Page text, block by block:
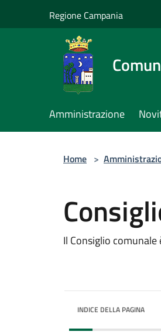
Regione Campania
Amministrazione
Home >
Il Consiglio
INDICE DELLA PAGINA